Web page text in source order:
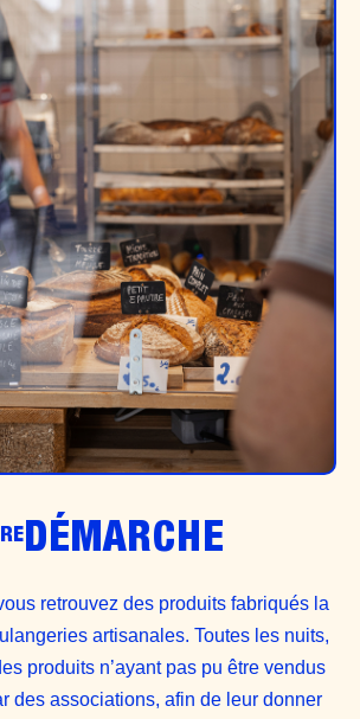
DÉMARCHE
retrouvez des produits fabriqués la
artisanales. Toutes les nuits,
produits n’ayant pas pu être vendus
des associations, afin de leur donner